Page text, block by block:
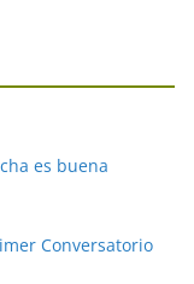
es buena
Conversatorio